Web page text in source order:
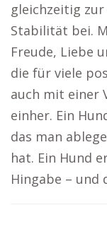
gleichzeitig zur
Stabilität bei.
Freude, Liebe
die für viele
auch mit einer
einher. Ein
das man
hat. Ein Hund
Hingabe – und